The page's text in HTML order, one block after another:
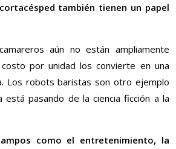
también tienen un papel
aún no están ampliamente
por unidad los convierte en una
Los robots baristas son otro ejemplo
está pasando de la ciencia ficción a la
como el entretenimiento, la